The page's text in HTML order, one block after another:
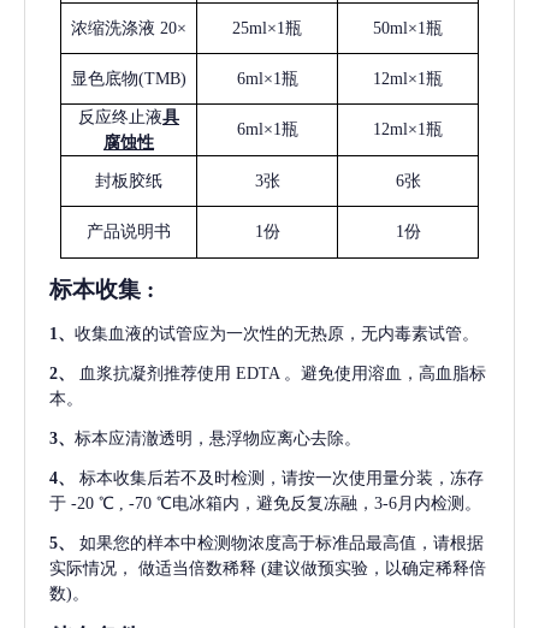
浓缩洗涤液 20× 25ml×1瓶 50ml×1瓶
显色底物(TMB) 6ml×1瓶 12ml×1瓶
反应终止液具
腐蚀性
6ml×1瓶 12ml×1瓶
封板胶纸 3张 6张
产品说明书 1份 1份
标本收集 :
1 、 收集血液的试管应为一次性的无热原，无内毒素试管。
2、 血浆抗凝剂推荐使用 EDTA 。避免使用溶血，高血脂标
本。
3、 标本应清澈透明，悬浮物应离心去除。
4、
标本收集后若不及时检测，请按一次使用量分装，冻存
于 -20 ℃ , -70 ℃电冰箱内，避免反复冻融，3-6月内检测。
5、
如果您的样本中检测物浓度高于标准品最高值，请根据
实际情况，
做适当倍数稀释 (建议做预实验，以确定稀释倍
数)。